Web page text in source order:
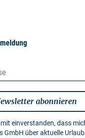
abonnieren
einverstanden, dass
Urlaubsthemen,